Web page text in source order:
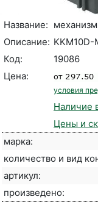
Название:
Описание: KKM10D-
Код:
19086
Цена:
условия
Наличие
Цены и
марка:
количество и вид
артикул:
произведено: